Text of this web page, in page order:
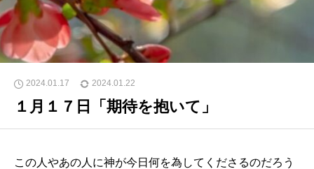
2024.01.17 2024.01.22
１月１７日「期待を抱いて」
この人やあの人に神が今日何を為してくださるのだろう